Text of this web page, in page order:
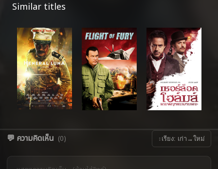
Similar titles
💬 ความคิดเห็น (0) ↕ เรียง: เก่า→ใหม่